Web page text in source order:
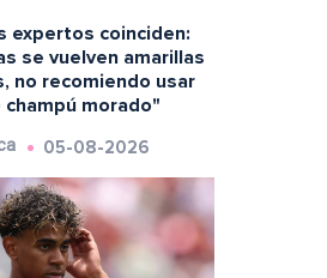
expertos coinciden:
se vuelven amarillas
no recomiendo usar
morado"
05-08-2026